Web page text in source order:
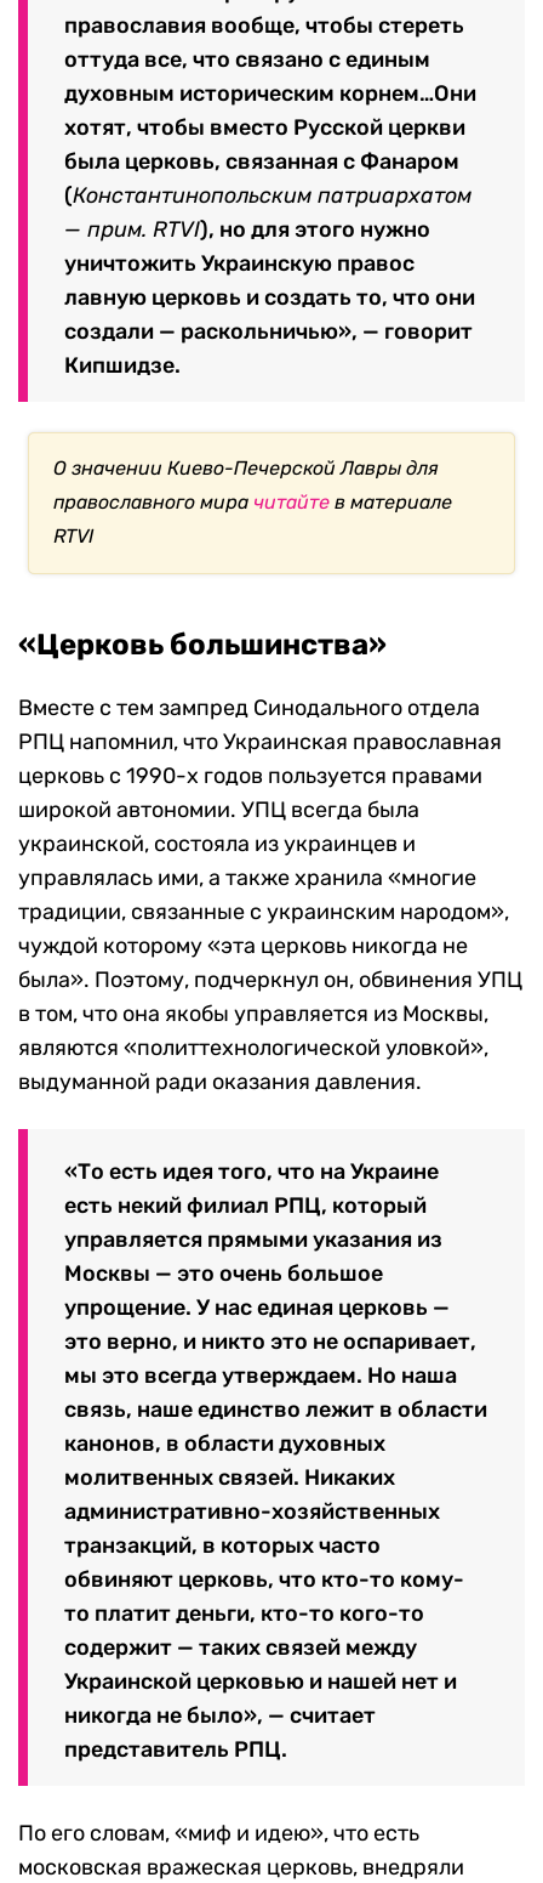
православия вообще, чтобы стереть
оттуда все, что связано с единым
духовным историческим корнем…Они
хотят, чтобы вместо Русской церкви
была церковь, связанная с Фанаром
(Константинопольским патриархатом
— прим. RTVI), но для этого нужно
уничтожить Украинскую правос
лавную церковь и создать то, что они
создали — раскольничью», — говорит
Кипшидзе.
О значении Киево-Печерской Лавры для
православного мира читайте в материале
RTVI
«Церковь большинства»
Вместе с тем зампред Синодального отдела
РПЦ напомнил, что Украинская православная
церковь с 1990-х годов пользуется правами
широкой автономии. УПЦ всегда была
украинской, состояла из украинцев и
управлялась ими, а также хранила «многие
традиции, связанные с украинским народом»,
чуждой которому «эта церковь никогда не
была». Поэтому, подчеркнул он, обвинения УПЦ
в том, что она якобы управляется из Москвы,
являются «политтехнологической уловкой»,
выдуманной ради оказания давления.
«То есть идея того, что на Украине
есть некий филиал РПЦ, который
управляется прямыми указания из
Москвы — это очень большое
упрощение. У нас единая церковь —
это верно, и никто это не оспаривает,
мы это всегда утверждаем. Но наша
связь, наше единство лежит в области
канонов, в области духовных
молитвенных связей. Никаких
административно-хозяйственных
транзакций, в которых часто
обвиняют церковь, что кто-то кому-
то платит деньги, кто-то кого-то
содержит — таких связей между
Украинской церковью и нашей нет и
никогда не было», — считает
представитель РПЦ.
По его словам, «миф и идею», что есть
московская вражеская церковь, внедряли